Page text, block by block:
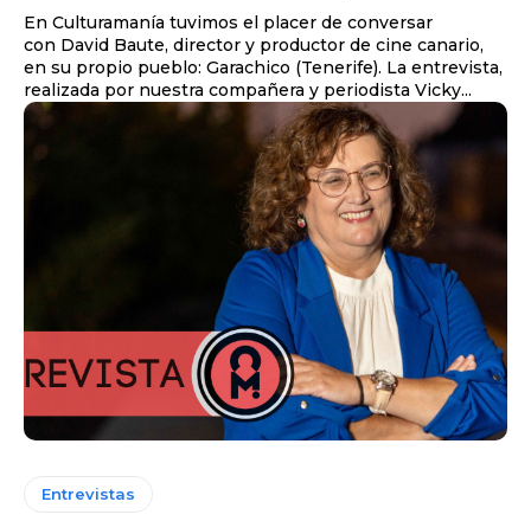
En Culturamanía tuvimos el placer de conversar
con David Baute, director y productor de cine canario,
en su propio pueblo: Garachico (Tenerife). La entrevista,
realizada por nuestra compañera y periodista Vicky...
Entrevistas